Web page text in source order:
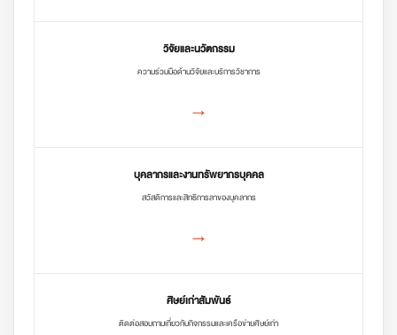
วิจัยและนวัตกรรม
ความร่วมมือด้านวิจัยและบริการวิชาการ
→
บุคลากรและงานทรัพยากรบุคคล
สวัสดิการและสิทธิการลาของบุคลากร
→
ศิษย์เก่าสัมพันธ์
ติดต่อสอบถามเกี่ยวกับกิจกรรมและเครือข่ายศิษย์เก่า